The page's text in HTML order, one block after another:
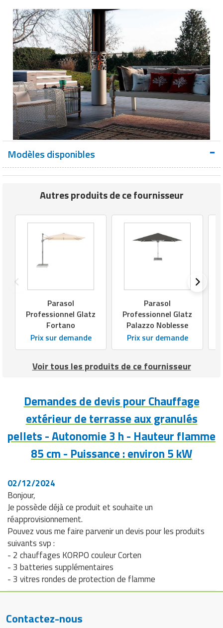
Modèles disponibles
Autres produits de ce fournisseur
Parasol
Professionnel Glatz
Fortano
Prix sur demande
Parasol
Professionnel Glatz
Palazzo Noblesse
Prix sur demande
Voir tous les produits de ce fournisseur
Demandes de devis pour Chauffage
extérieur de terrasse aux granulés
pellets - Autonomie 3 h - Hauteur flamme
85 cm - Puissance : environ 5 kW
02/12/2024
Bonjour,
Je possède déjà ce produit et souhaite un
réapprovisionnement.
Pouvez vous me faire parvenir un devis pour les produits
suivants svp :
- 2 chauffages KORPO couleur Corten
- 3 batteries supplémentaires
- 3 vitres rondes de protection de flamme
Contactez-nous